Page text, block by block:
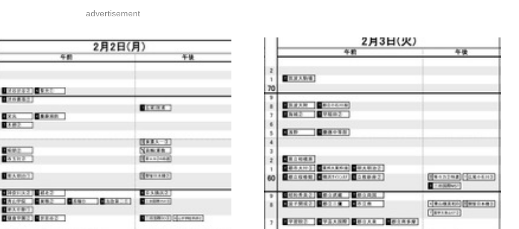
advertisement